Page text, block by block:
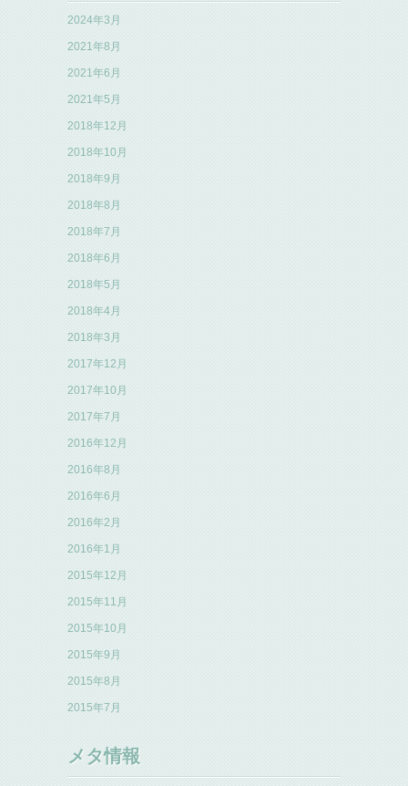
2024年3月
2021年8月
2021年6月
2021年5月
2018年12月
2018年10月
2018年9月
2018年8月
2018年7月
2018年6月
2018年5月
2018年4月
2018年3月
2017年12月
2017年10月
2017年7月
2016年12月
2016年8月
2016年6月
2016年2月
2016年1月
2015年12月
2015年11月
2015年10月
2015年9月
2015年8月
2015年7月
メタ情報